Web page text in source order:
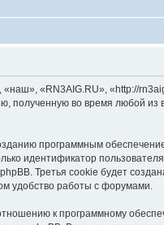
«RN3AIG.RU», «http://
полученную во время любой из
программным
идентификатор
Третья cookie будет
удобство работы с форумами.
к программному